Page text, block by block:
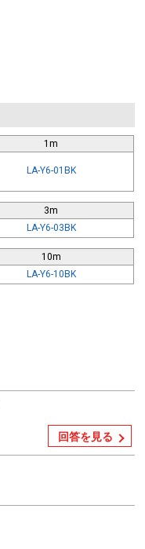
1m
LA-Y6-01BK
3m
LA-Y6-03BK
10m
LA-Y6-10BK
回答を見る